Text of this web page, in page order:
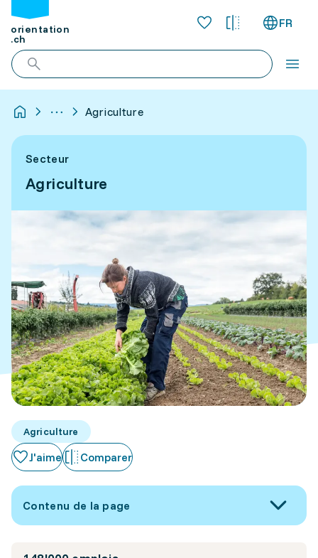
orientation
.ch
FR
Agriculture
Secteur
Agriculture
Agriculture
J'aime Comparer
Contenu de la page